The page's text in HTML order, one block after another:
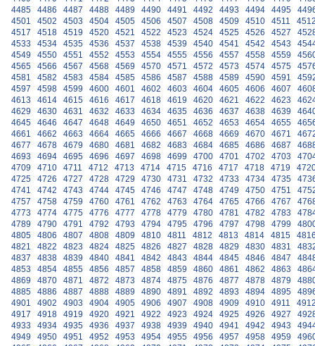
4485
4486 4487 4488 4489 4490 4491 4492 4493 4494 4495
4501
4502 4503 4504 4505 4506 4507 4508 4509 4510 4511
4517
4518 4519 4520 4521 4522 4523 4524 4525 4526 4527
4533
4534 4535 4536 4537 4538 4539 4540 4541 4542 4543
4549
4550 4551 4552 4553 4554 4555 4556 4557 4558 4559
4565
4566 4567 4568 4569 4570 4571 4572 4573 4574 4575
4581
4582 4583 4584 4585 4586 4587 4588 4589 4590 4591
4597
4598 4599 4600 4601 4602 4603 4604 4605 4606 4607
4613
4614 4615 4616 4617 4618 4619 4620 4621 4622 4623
4629
4630 4631 4632 4633 4634 4635 4636 4637 4638 4639
4645
4646 4647 4648 4649 4650 4651 4652 4653 4654 4655
4661
4662 4663 4664 4665 4666 4667 4668 4669 4670 4671
4677
4678 4679 4680 4681 4682 4683 4684 4685 4686 4687
4693
4694 4695 4696 4697 4698 4699 4700 4701 4702 4703
4709
4710 4711 4712 4713 4714 4715 4716 4717 4718 4719
4725
4726 4727 4728 4729 4730 4731 4732 4733 4734 4735
4741
4742 4743 4744 4745 4746 4747 4748 4749 4750 4751
4757
4758 4759 4760 4761 4762 4763 4764 4765 4766 4767
4773
4774 4775 4776 4777 4778 4779 4780 4781 4782 4783
4789
4790 4791 4792 4793 4794 4795 4796 4797 4798 4799
4805
4806 4807 4808 4809 4810 4811 4812 4813 4814 4815
4821
4822 4823 4824 4825 4826 4827 4828 4829 4830 4831
4837
4838 4839 4840 4841 4842 4843 4844 4845 4846 4847
4853
4854 4855 4856 4857 4858 4859 4860 4861 4862 4863
4869
4870 4871 4872 4873 4874 4875 4876 4877 4878 4879
4885
4886 4887 4888 4889 4890 4891 4892 4893 4894 4895
4901
4902 4903 4904 4905 4906 4907 4908 4909 4910 4911
4917
4918 4919 4920 4921 4922 4923 4924 4925 4926 4927
4933
4934 4935 4936 4937 4938 4939 4940 4941 4942 4943
4949
4950 4951 4952 4953 4954 4955 4956 4957 4958 4959